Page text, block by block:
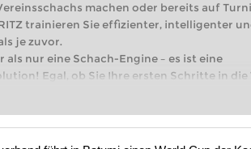
machen oder bereits auf
trainieren Sie effizienter, intelligenter
je zuvor.
als nur eine Schach-Engine – es ist eine
Egal, ob Sie Ihre ersten Schritte in die
machen oder bereits auf Turnierniveau